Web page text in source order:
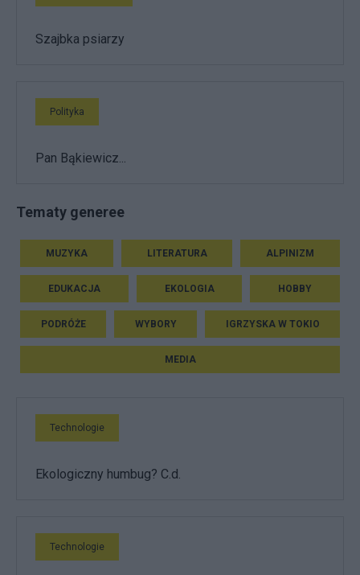
Szajbka psiarzy
Polityka
Pan Bąkiewicz...
Tematy generee
MUZYKA LITERATURA ALPINIZM
EDUKACJA EKOLOGIA HOBBY
PODRÓŻE WYBORY IGRZYSKA W TOKIO
MEDIA
Technologie
Ekologiczny humbug? C.d.
Technologie